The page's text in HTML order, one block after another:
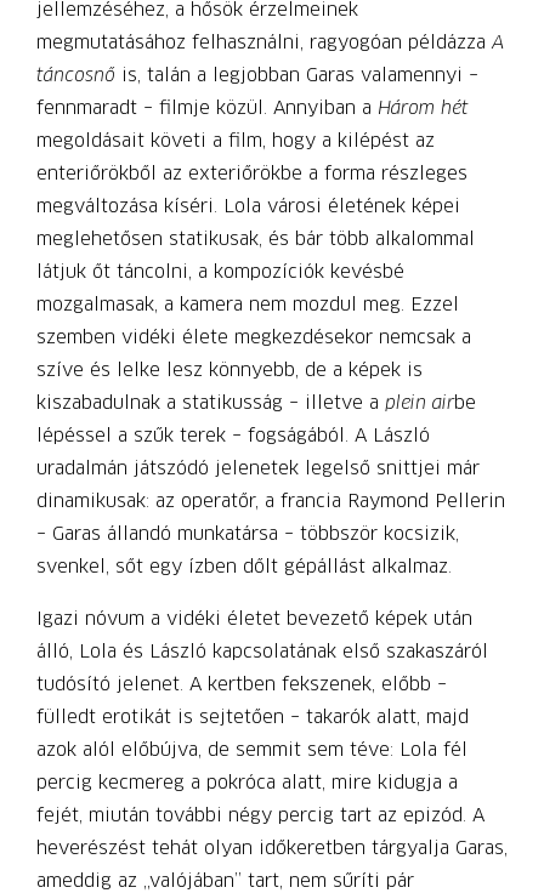
jellemzéséhez, a hősök érzelmeinek
megmutatásához felhasználni, ragyogóan példázzaA
táncosnő is, talán a legjobban Garas valamennyi –
fennmaradt – filmje közül. Annyiban a Három hét
megoldásait követi a film, hogy a kilépést az
enteriőrökből az exteriőrökbe a forma részleges
megváltozása kíséri. Lola városi életének képei
meglehetősen statikusak, és bár több alkalommal
látjuk őt táncolni, a kompozíciók kevésbé
mozgalmasak, a kamera nem mozdul meg. Ezzel
szemben vidéki élete megkezdésekor nemcsak a
szíve és lelke lesz könnyebb, de a képek is
kiszabadulnak a statikusság – illetve a plein airbe
lépéssel a szűk terek – fogságából. A László
uradalmán játszódó jelenetek legelső snittjei már
dinamikusak: az operatőr, a francia Raymond Pellerin
– Garas állandó munkatársa – többször kocsizik,
svenkel, sőt egy ízben dőlt gépállást alkalmaz.
Igazi nóvum a vidéki életet bevezető képek után
álló, Lola és László kapcsolatának első szakaszáról
tudósító jelenet. A kertben fekszenek, előbb –
fülledt erotikát is sejtetően – takarók alatt, majd
azok alól előbújva, de semmit sem téve: Lola fél
percig kecmereg a pokróca alatt, mire kidugja a
fejét, miután további négy percig tart az epizód. A
heverészést tehát olyan időkeretben tárgyalja Garas,
ameddig az „valójában” tart, nem sűríti pár